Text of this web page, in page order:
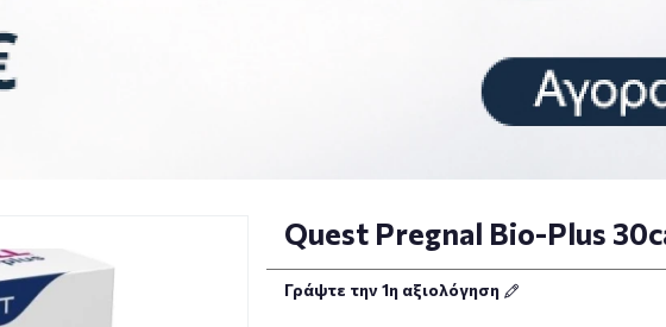
Quest Pregnal Bio-Plus
Γράψτε την 1η αξιολόγηση